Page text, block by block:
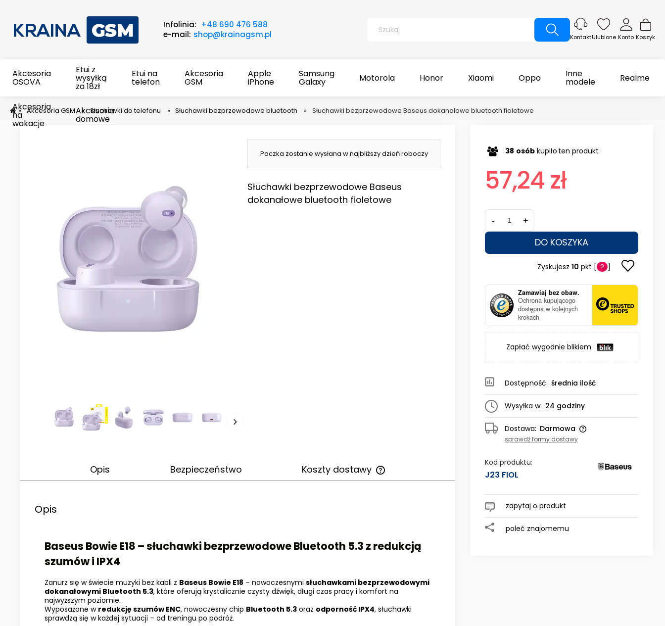
Infolinia: +48 690 476 588
e-mail: shop@krainagsm.pl Koszyk
Konto
KontaktUlubione
Akcesoria
OSOVA
Etui z
wysyłką
za 18zł
Etui na
telefon
Akcesoria
GSM
Apple
iPhone
Samsung
Galaxy Motorola Honor Xiaomi Oppo Inne
modele Realme
Akcesoria
na
wakacje
Akcesoria
domowe
» Akcesoria GSM » Słuchawki do telefonu » Słuchawki bezprzewodowe bluetooth » Słuchawki bezprzewodowe Baseus dokanałowe bluetooth fioletowe
Paczka zostanie wysłana w najbliższy dzień roboczy
Słuchawki bezprzewodowe Baseus
dokanałowe bluetooth fioletowe
Opis Bezpieczeństwo Koszty dostawy
Cena nie zawiera ewentualnych
Opis
Baseus Bowie E18 – słuchawki bezprzewodowe Bluetooth 5.3 z redukcją
szumów i IPX4
Zanurz się w świecie muzyki bez kabli z Baseus Bowie E18 – nowoczesnymi słuchawkami bezprzewodowymi
dokanałowymi Bluetooth 5.3, które oferują krystalicznie czysty dźwięk, długi czas pracy i komfort na
najwyższym poziomie.
Wyposażone w redukcję szumów ENC, nowoczesny chip Bluetooth 5.3 oraz odporność IPX4, słuchawki
sprawdzą się w każdej sytuacji – od treningu po podróż.
38 osób kupiło ten produkt
57,24 zł
- +
DO KOSZYKA
Zyskujesz 10 pkt [ ? ]
Zamawiaj bez obaw.
Ochrona kupującego
dostępna w kolejnych
krokach
Zapłać wygodnie blikiem
Dostępność: średnia ilość
Wysyłka w: 24 godziny
Dostawa: Darmowa
kosztów płatności
sprawdź formy dostawy
Kod produktu:
J23 FIOL
zapytaj o produkt
poleć znajomemu